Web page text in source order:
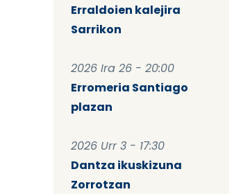
Erraldoien kalejira
Sarrikon
2026 Ira 26 - 20:00
Erromeria Santiago
plazan
2026 Urr 3 - 17:30
Dantza ikuskizuna
Zorrotzan